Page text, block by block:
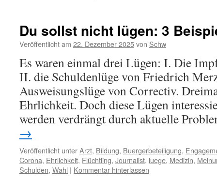
Du sollst nicht lügen: 3
Veröffentlicht am 22. Dezember 2025von Schw
Es waren einmal drei Lügen: I. Die
II. die Schuldenlüge von Friedrich
Ausweisungslüge von Correctiv.
Ehrlichkeit. Doch diese Lügen
werden verdrängt durch aktuelle
→
Veröffentlicht unterArzt, Bildung, Buergerbeteiligung,
Corona, Ehrlichkeit, Flüchtling, Journalist, luege, Medizin,
Schulden, Wahl | Kommentar hinterlassen